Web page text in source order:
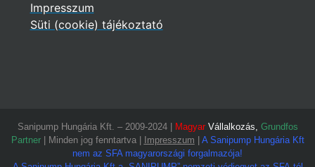
Impresszum
Süti (cookie) tájékoztató
Sanipump Hungária Kft. – 2009-2024 | Magyar Vállalkozás, Grundfos
Partner| Minden jog fenntartva | Impresszum
A Sanipump Hungária Kft
nem az SFA magyarországi forgalmazója!